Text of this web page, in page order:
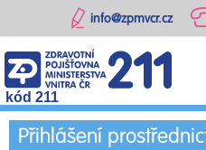
info@zpmvcr.cz
kód 211
Přihlášení